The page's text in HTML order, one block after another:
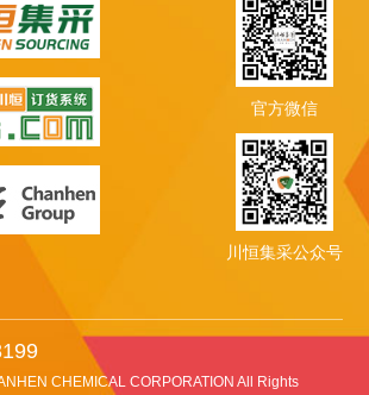
官方微信
川恒集采公众号
CHEMICAL CORPORATION All Rights